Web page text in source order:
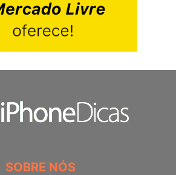
SOBRE NÓS